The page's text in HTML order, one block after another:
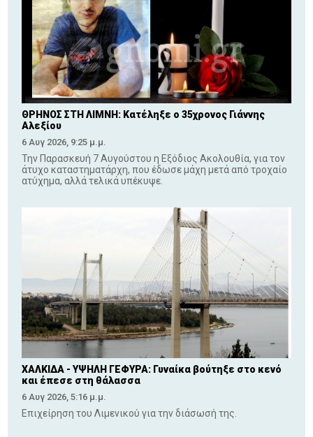
ΘΡΗΝΟΣ ΣΤΗ ΛΙΜΝΗ: Κατέληξε ο 35χρονος Γιάννης
Αλεξίου
6 Αυγ 2026, 9:25 μ.μ.
Την Παρασκευή 7 Αυγούστου η Εξόδιος Ακολουθία, για τον
άτυχο καταστηματάρχη, που έδωσε μάχη μετά από τροχαίο
ατύχημα, αλλά τελικά υπέκυψε.
ΧΑΛΚΙΔΑ - ΥΨΗΛΗ ΓΕΦΥΡΑ: Γυναίκα βούτηξε στο κενό
και έπεσε στη θάλασσα
6 Αυγ 2026, 5:16 μ.μ.
Επιχείρηση του Λιμενικού για την διάσωσή της.